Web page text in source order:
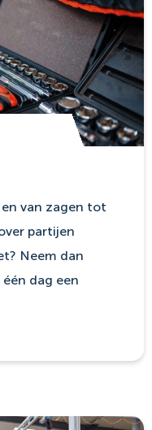
van zagen tot
partijen
Neem dan
dag een